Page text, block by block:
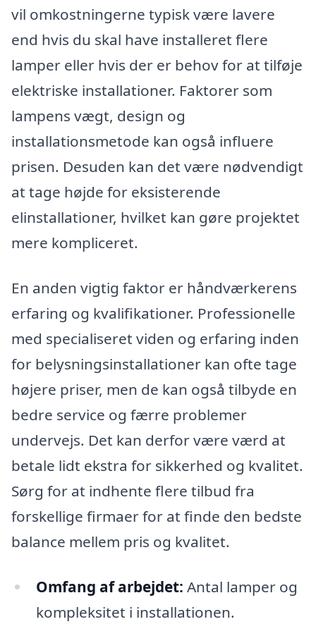
vil omkostningerne typisk være lavere
end hvis du skal have installeret flere
lamper eller hvis der er behov for at tilføje
elektriske installationer. Faktorer som
lampens vægt, design og
installationsmetode kan også influere
prisen. Desuden kan det være nødvendigt
at tage højde for eksisterende
elinstallationer, hvilket kan gøre projektet
mere kompliceret.
En anden vigtig faktor er håndværkerens
erfaring og kvalifikationer. Professionelle
med specialiseret viden og erfaring inden
for belysningsinstallationer kan ofte tage
højere priser, men de kan også tilbyde en
bedre service og færre problemer
undervejs. Det kan derfor være værd at
betale lidt ekstra for sikkerhed og kvalitet.
Sørg for at indhente flere tilbud fra
forskellige firmaer for at finde den bedste
balance mellem pris og kvalitet.
Omfang af arbejdet: Antal lamper og
kompleksitet i installationen.